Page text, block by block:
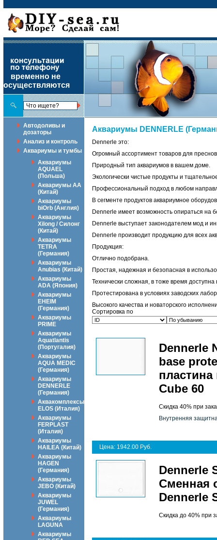
временно не
осуществляются
Автодоливы и
дозаторы
Анализ и контроль
Аквариумы и тумбы
Аквариумы
AQUAEL
(Польша)
Аквариумы АА
(Китай)
Аквариумы
biOrb (Англия)
Аквариумы
Xilong / Силонг
(Китай)
Аквариумы
TETRA
(Германия)
Аквариумы
Anubias (Китай)
Аквариумы
ADA (Япония)
Аквариумы
EHEIM
(Германия)
Аквариумы
PRIME
Аквариумы
Aquatlantis
(Португалия)
Аквариумы
AQUA MEDIC
(Германия)
Аквариумы
DENNERLE
(Германия)
Аквакомплексы
ELOS (Италия)
Аквариумы
FERPLAST
(Италия)
Аквариумы
HAILEA (Китай)
Аквариумы
HAGEN
(Германия)
Аквариумы
JEBO (Китай)
Аквариумы
JUWEL
(Германия)
Аквариумы
LAGUNA
Аквариумы
Аквариумы DENNERLE
Dennerle это:
Огромный ассортимент товаров для
Природный тип аквариумов в вашем доме.
Экологически чистые продукты и
Профессиональный подход в любом
В сегменте продуктов аквариумное
Dennerle имеет возможность опираться на
Dennerle выступает законодателем мод и
Dennerle производит продукцию для всех
Продукция:
Отлично подобрана.
Простая, надежная и безопасная в
Технически сложная, в тоже время
Протестирована в условиях заводских
Высокого качества и новаторского
Сортировка по
Dennerle
base
Cube 60
Скидка 40% при
Внутренняя
Цена: 1942.00 Руб.
Dennerle
Сменная
Dennerle
Скидка до 40% при